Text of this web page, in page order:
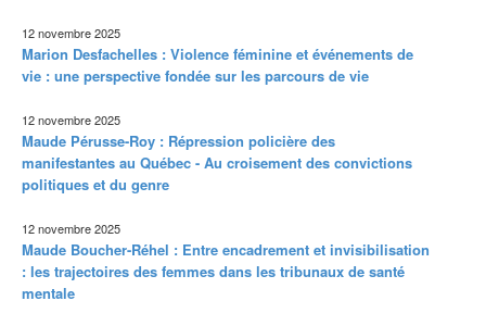
12 novembre 2025
Marion Desfachelles : Violence féminine et événements de
vie : une perspective fondée sur les parcours de vie
12 novembre 2025
Maude Pérusse-Roy : Répression policière des
manifestantes au Québec - Au croisement des convictions
politiques et du genre
12 novembre 2025
Maude Boucher-Réhel : Entre encadrement et invisibilisation
: les trajectoires des femmes dans les tribunaux de santé
mentale